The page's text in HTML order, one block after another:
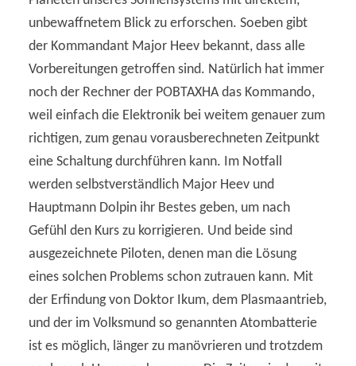
unbewaffnetem Blick zu erforschen. Soeben gibt
der Kommandant Major Heev bekannt, dass alle
Vorbereitungen getroffen sind. Natürlich hat immer
noch der Rechner der POBTAXHA das Kommando,
weil einfach die Elektronik bei weitem genauer zum
richtigen, zum genau vorausberechneten Zeitpunkt
eine Schaltung durchführen kann. Im Notfall
werden selbstverständlich Major Heev und
Hauptmann Dolpin ihr Bestes geben, um nach
Gefühl den Kurs zu korrigieren. Und beide sind
ausgezeichnete Piloten, denen man die Lösung
eines solchen Problems schon zutrauen kann. Mit
der Erfindung von Doktor Ikum, dem Plasmaantrieb,
und der im Volksmund so genannten Atombatterie
ist es möglich, länger zu manövrieren und trotzdem